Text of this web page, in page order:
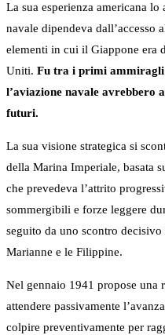
La sua esperienza americana
navale dipendeva dall’accesso
elementi in cui il Giappone era
Uniti. Fu tra i primi ammiragli
l’aviazione navale avrebbero
futuri.
La sua visione strategica si
della Marina Imperiale, basata
che prevedeva l’attrito
sommergibili e forze leggere
seguito da uno scontro
Marianne e le Filippine.
Nel gennaio 1941 propose una
attendere passivamente
colpire preventivamente per